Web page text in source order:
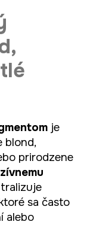
je
blond,
prirodzene
sa často
alebo